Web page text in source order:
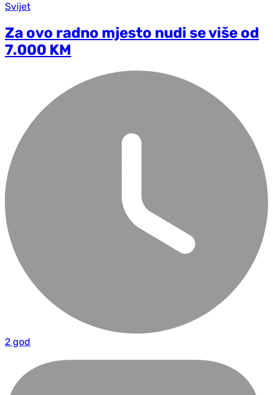
Svijet
Za ovo radno mjesto nudi se više od
7.000 KM
2 god